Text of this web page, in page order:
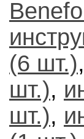
(6 шт.),
шт.),
шт.),